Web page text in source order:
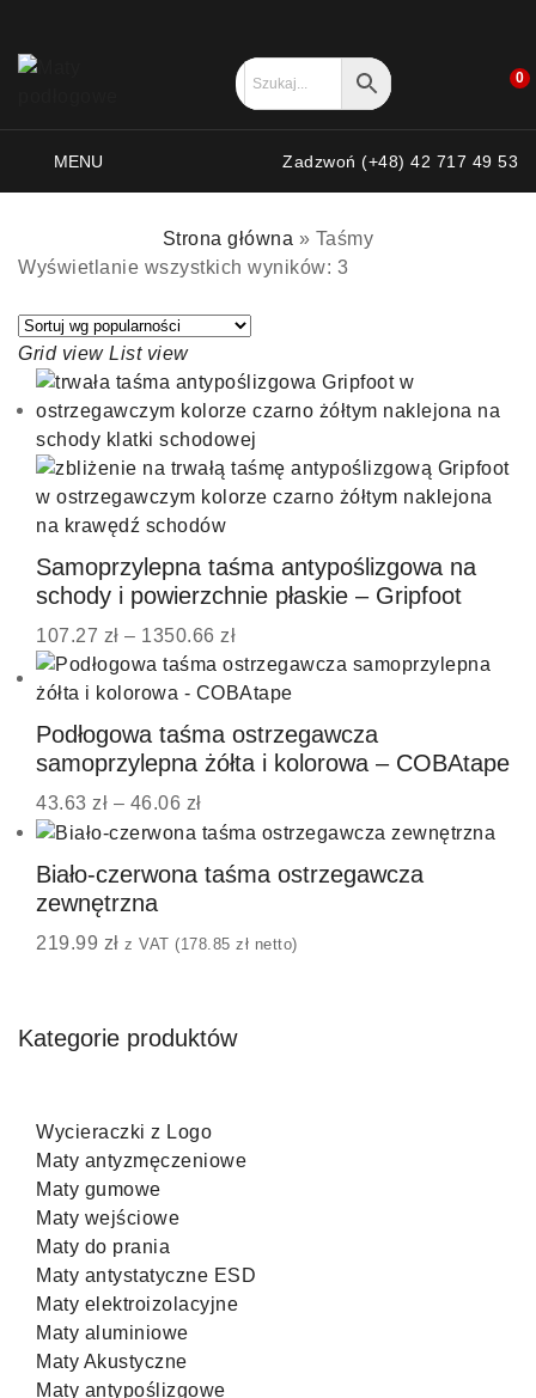
0
MENU Zadzwoń (+48) 42 717 49 53
Strona główna » Taśmy
Wyświetlanie wszystkich wyników: 3
Grid view List view
Samoprzylepna taśma antypoślizgowa na
schody i powierzchnie płaskie – Gripfoot
107.27 zł – 1350.66 zł
Podłogowa taśma ostrzegawcza
samoprzylepna żółta i kolorowa – COBAtape
43.63 zł – 46.06 zł
Biało-czerwona taśma ostrzegawcza
zewnętrzna
219.99 zł z VAT (178.85 zł netto)
Kategorie produktów
Wycieraczki z Logo
Maty antyzmęczeniowe
Maty gumowe
Maty wejściowe
Maty do prania
Maty antystatyczne ESD
Maty elektroizolacyjne
Maty aluminiowe
Maty Akustyczne
Maty antypoślizgowe